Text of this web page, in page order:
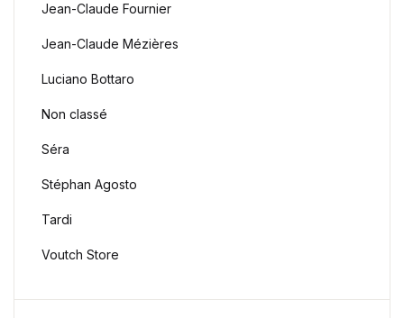
Jean-Claude Fournier
Jean-Claude Mézières
Luciano Bottaro
Non classé
Séra
Stéphan Agosto
Tardi
Voutch Store